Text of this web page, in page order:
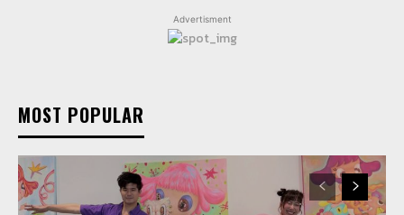
Advertisment
MOST POPULAR